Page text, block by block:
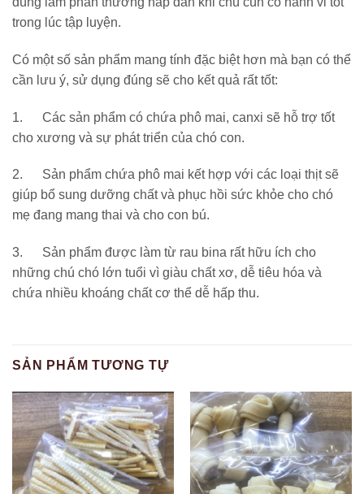
trong lúc tập luyện.
Có một số sản phẩm mang tính đặc biệt hơn mà bạn có thể
cần lưu ý, sử dụng đúng sẽ cho kết quả rất tốt:
1. Các sản phẩm có chứa phô mai, canxi sẽ hỗ trợ tốt
cho xương và sự phát triển của chó con.
2. Sản phẩm chứa phô mai kết hợp với các loại thịt sẽ
giúp bổ sung dưỡng chất và phục hồi sức khỏe cho chó
mẹ đang mang thai và cho con bú.
3. Sản phẩm được làm từ rau bina rất hữu ích cho
những chú chó lớn tuổi vì giàu chất xơ, dễ tiêu hóa và
chứa nhiều khoáng chất cơ thể dễ hấp thu.
SẢN PHẨM TƯƠNG TỰ